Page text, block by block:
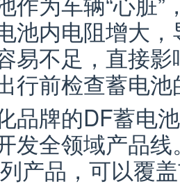
池内电阻增大
易不足 ， 直接
行前检查蓄电池
品牌的DF蓄电池
发全领域产品线
产品，可以覆